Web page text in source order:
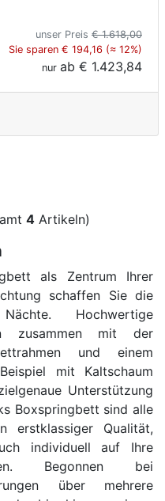
unser Preis € 1.618,00
Sie sparen € 194,16 (≈ 12%)
nur ab € 1.423,84
4 Artikeln)
als Zentrum Ihrer
schaffen Sie die
Hochwertige
zusammen mit der
und einem
mit Kaltschaum
Unterstützung
Boxspringbett sind alle
erstklassiger Qualität,
individuell auf Ihre
Begonnen bei
über mehrere